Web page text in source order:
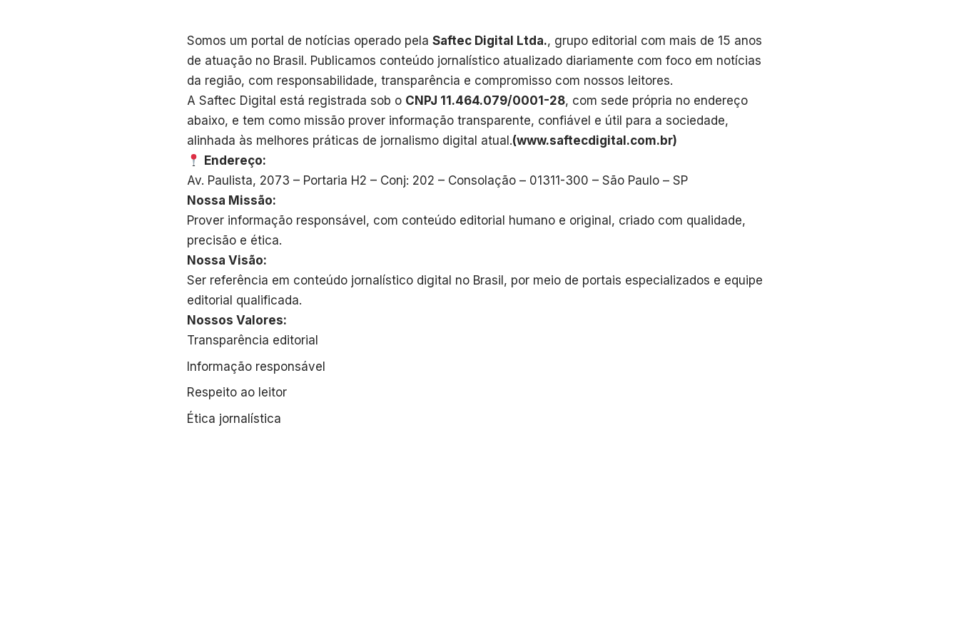
Somos um portal de notícias operado pela Saftec Digital Ltda., grupo editorial com mais de 15 anos
de atuação no Brasil. Publicamos conteúdo jornalístico atualizado diariamente com foco em notícias
da região, com responsabilidade, transparência e compromisso com nossos leitores.
A Saftec Digital está registrada sob o CNPJ 11.464.079/0001-28, com sede própria no endereço
abaixo, e tem como missão prover informação transparente, confiável e útil para a sociedade,
alinhada às melhores práticas de jornalismo digital atual.(www.saftecdigital.com.br)
Endereço:
Av. Paulista, 2073 – Portaria H2 – Conj: 202 – Consolação – 01311-300 – São Paulo – SP
Nossa Missão:
Prover informação responsável, com conteúdo editorial humano e original, criado com qualidade,
precisão e ética.
Nossa Visão:
Ser referência em conteúdo jornalístico digital no Brasil, por meio de portais especializados e equipe
editorial qualificada.
Nossos Valores:
Transparência editorial
Informação responsável
Respeito ao leitor
Ética jornalística